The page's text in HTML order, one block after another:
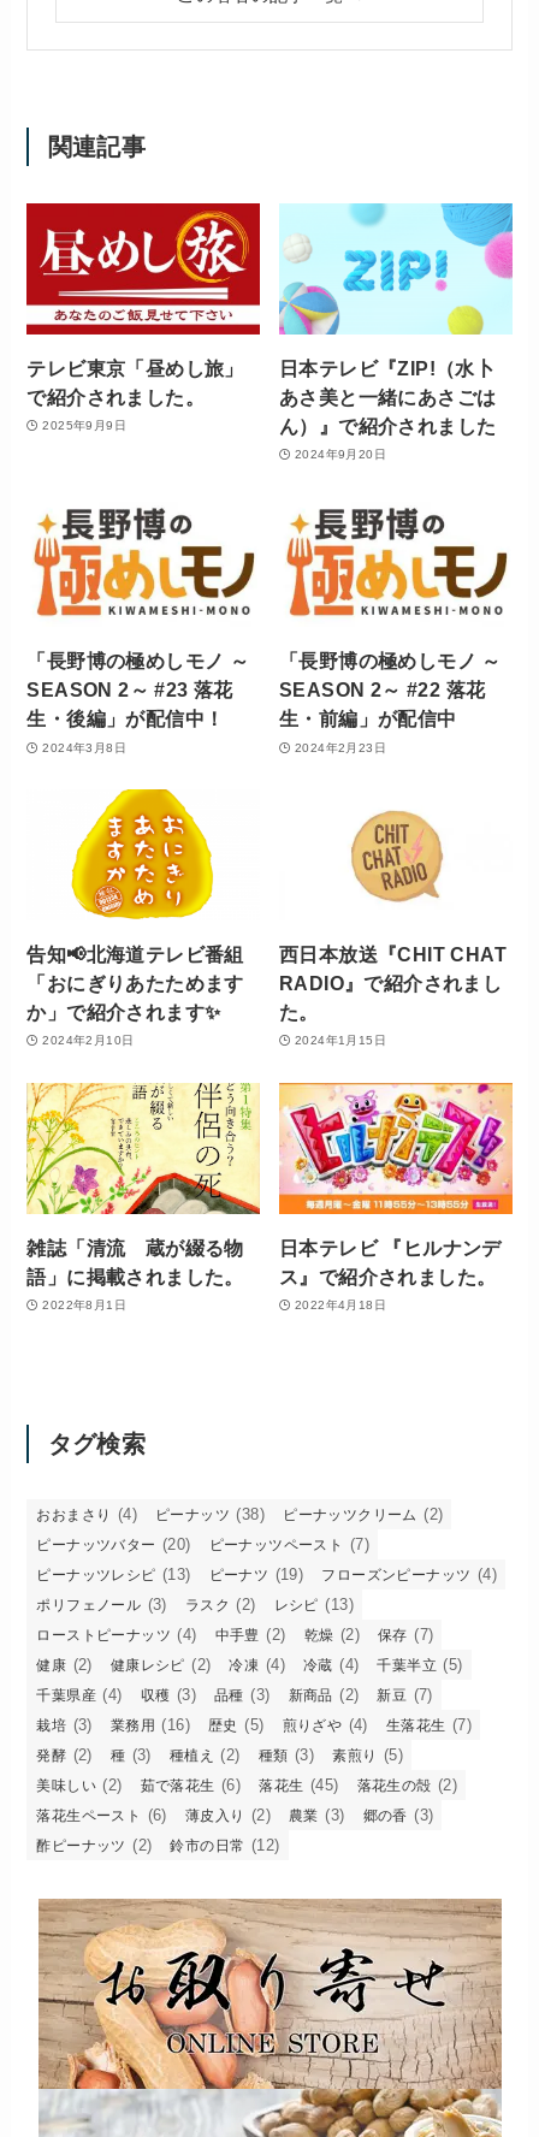
関連記事
テレビ東京「昼めし旅」
で紹介されました。
2025年9月9日
日本テレビ『ZIP!（水卜
あさ美と一緒にあさごは
ん）』で紹介されました
2024年9月20日
「長野博の極めしモノ ～
SEASON 2～ #23 落花
生・後編」が配信中！
2024年3月8日
「長野博の極めしモノ ～
SEASON 2～ #22 落花
生・前編」が配信中
2024年2月23日
告知📢北海道テレビ番組
「おにぎりあたためます
か」で紹介されます✨
2024年2月10日
西日本放送『CHIT CHAT
RADIO』で紹介されまし
た。
2024年1月15日
雑誌「清流 蔵が綴る物
語」に掲載されました。
2022年8月1日
日本テレビ 『ヒルナンデ
ス』で紹介されました。
2022年4月18日
タグ検索
おおまさり (4) ピーナッツ (38) ピーナッツクリーム (2)
ピーナッツバター (20) ピーナッツペースト (7)
ピーナッツレシピ (13) ピーナツ (19) フローズンピーナッツ (4)
ポリフェノール (3) ラスク (2) レシピ (13)
ローストピーナッツ (4) 中手豊 (2) 乾燥 (2) 保存 (7)
健康 (2) 健康レシピ (2) 冷凍 (4) 冷蔵 (4) 千葉半立 (5)
千葉県産 (4) 収穫 (3) 品種 (3) 新商品 (2) 新豆 (7)
栽培 (3) 業務用 (16) 歴史 (5) 煎りざや (4) 生落花生 (7)
発酵 (2) 種 (3) 種植え (2) 種類 (3) 素煎り (5)
美味しい (2) 茹で落花生 (6) 落花生 (45) 落花生の殻 (2)
落花生ペースト (6) 薄皮入り (2) 農業 (3) 郷の香 (3)
酢ピーナッツ (2) 鈴市の日常 (12)